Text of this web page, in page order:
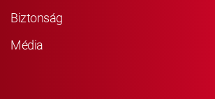
Biztonság
Média